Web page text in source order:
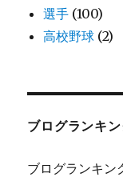
選手 (100)
高校野球 (2)
ブログランキ
ブログランキン